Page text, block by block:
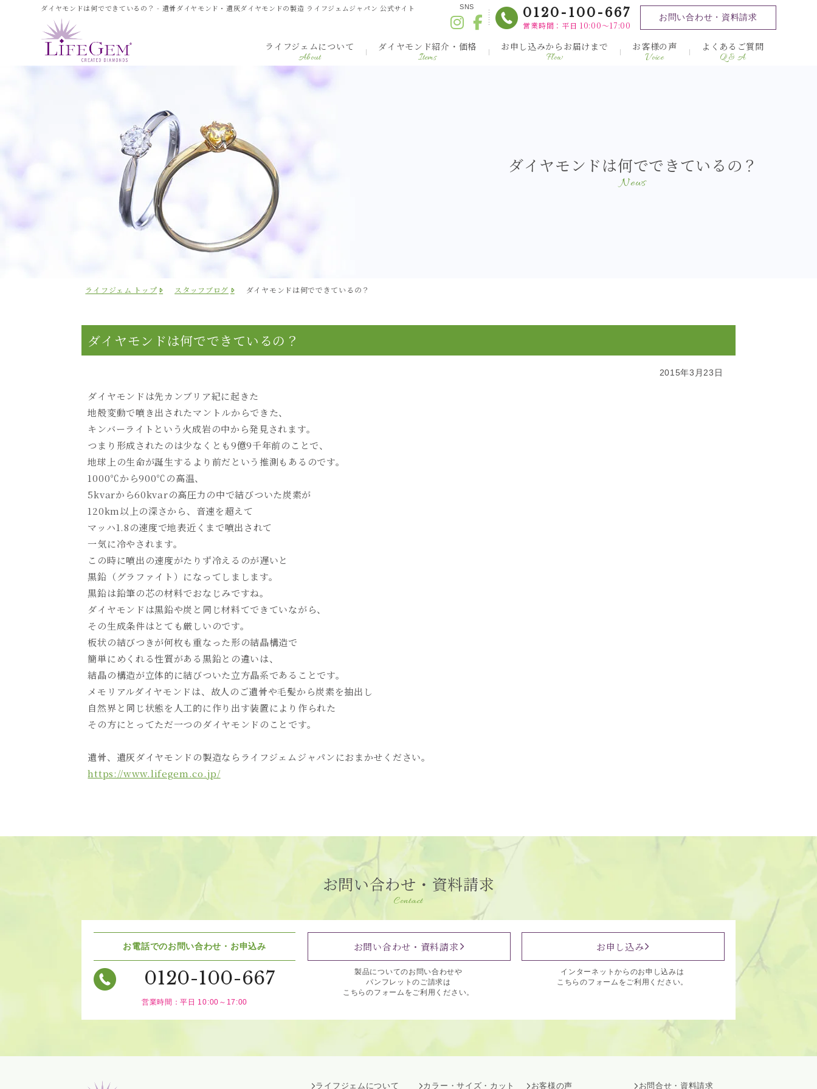
ダイヤモンドは何でできているの？ - 遺骨ダイヤモンド・遺灰ダイヤモンドの製造 ライフジェムジャパン 公式サイト SNS 0120-100-667
営業時間：平日 10:00～17:00
お問い合わせ・資料請求
ライフジェムについて
About
ダイヤモンド紹介・価格
Items
お申し込みからお届けまで
Flow
お客様の声
Voice
よくあるご質問
Q & A
ダイヤモンドは何でできているの？
News
ライフジェム トップ スタッフブログ ダイヤモンドは何でできているの？
ダイヤモンドは何でできているの？
2015年3月23日
ダイヤモンドは先カンブリア紀に起きた
地殻変動で噴き出されたマントルからできた、
キンバーライトという火成岩の中から発見されます。
つまり形成されたのは少なくとも9億9千年前のことで、
地球上の生命が誕生するより前だという推測もあるのです。
1000℃から900℃の高温、
5kvarから60kvarの高圧力の中で結びついた炭素が
120km以上の深さから、音速を超えて
マッハ1.8の速度で地表近くまで噴出されて
一気に冷やされます。
この時に噴出の速度がたりず冷えるのが遅いと
黒鉛（グラファイト）になってしまします。
黒鉛は鉛筆の芯の材料でおなじみですね。
ダイヤモンドは黒鉛や炭と同じ材料てできていながら、
その生成条件はとても厳しいのです。
板状の結びつきが何枚も重なった形の結晶構造で
簡単にめくれる性質がある黒鉛との違いは、
結晶の構造が立体的に結びついた立方晶系であることです。
メモリアルダイヤモンドは、故人のご遺骨や毛髪から炭素を抽出し
自然界と同じ状態を人工的に作り出す装置により作られた
その方にとってただ一つのダイヤモンドのことです。
遺骨、遺灰ダイヤモンドの製造ならライフジェムジャパンにおまかせください。
https://www.lifegem.co.jp/
お問い合わせ・資料請求
Contact
お電話でのお問い合わせ・お申込み
0120-100-667
営業時間：平日 10:00～17:00
お問い合わせ・資料請求
製品についてのお問い合わせや
パンフレットのご請求は
こちらのフォームをご利用ください。
お申し込み
インターネットからのお申し込みは
こちらのフォームをご利用ください。
ライフジェムについて カラー・サイズ・カット お客様の声 お問合せ・資料請求